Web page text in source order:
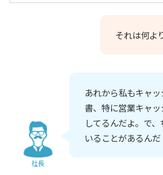
それは何よ
社長
あれから私もキャ
書、特に営業キャ
してるんだよ。で
いることがあるんだ